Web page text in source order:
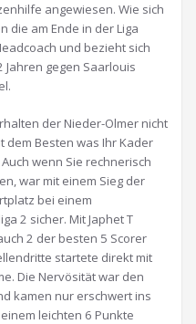
angewiesen. Wie sich
die am Ende in der Liga
und bezieht sich
gegen Saarlouis
der Nieder-Olmer nicht
dem Besten was Ihr Kader
wenn Sie rechnerisch
war mit einem Sieg der
bei einem
2 sicher. Mit Japhet T
2 der besten 5 Scorer
startete direkt mit
Die Nervösität war den
kamen nur erschwert ins
leichten 6 Punkte